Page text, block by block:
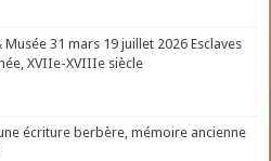
31 mars 19 juillet 2026 Esclaves
XVIIe-XVIIIe siècle
écriture berbère, mémoire ancienne